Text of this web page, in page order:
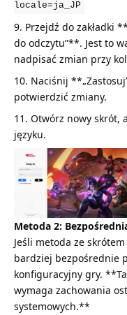
locale=ja_JP
Przejdź do zakładki
do odczytu”**. Jest to
nadpisać zmian przy
Naciśnij
potwierdzić zmiany.
Otwórz nowy skrót,
języku.
Metoda 2:
Jeśli metoda ze
bardziej bezpośrednie
konfiguracyjny gry.
wymaga zachowania
systemowych.**